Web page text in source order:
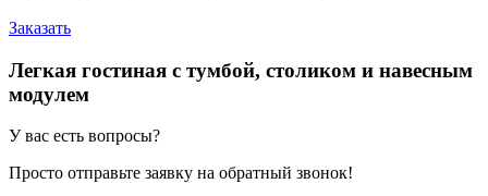
Заказать
Легкая гостиная с тумбой, столиком и навесным
модулем
У вас есть вопросы?
Просто отправьте заявку на обратный звонок!